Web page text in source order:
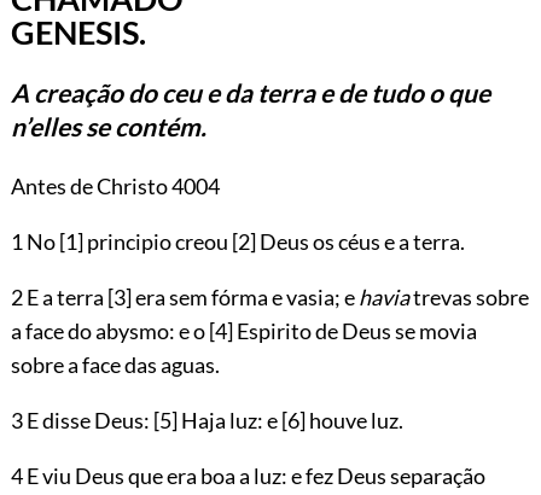
GENESIS.
A creação do ceu e da terra e de tudo o que
n’elles se contém.
Antes de Christo 4004
1No[1]principio creou [2]Deus os céus e a terra.
2 E a terra [3]era sem fórma e vasia; ehaviatrevas sobre
a face do abysmo: e o[4]Espirito de Deus se movia
sobre a face das aguas.
3 E disse Deus: [5]Haja luz: e[6]houve luz.
4 E viu Deus que era boa a luz: e fez Deus separação